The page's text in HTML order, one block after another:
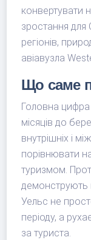
конвертувати
зростання для
регіонів,
авіавузла
Що саме
Головна цифра
місяців до
внутрішніх і
порівнювати
туризмом.
демонструють
Уельс не
періоду, а
за туриста.